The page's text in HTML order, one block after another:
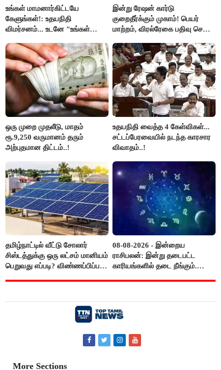
உங்கள் மாமனார்கிட்டயே
கேளுங்கள்!: உதயநிதி
விமர்சனம்... உடனே "உங்கள்
ஆதவ் அர்ஜுனா பதிலடி!
இன்று ரேஷன் கார்டு
குறைதீர்க்கும் முகாம்! பெயர்
மாற்றம், விரல்ரேகை பதிவு செய்ய
ஒரு முறை முதலீடு, மாதம்
ரூ.9,250 வருமானம் தரும்
அற்புதமான திட்டம்..!
உதயநிதி வைத்த 4 கேள்விகள்...
சட்டப்பேரவையில் நடந்த காரசார
விவாதம்..!
தமிழ்நாட்டில் வீட்டு சோலார்
சிஸ்டத்துக்கு ஒரு லட்சம் மானியம்
பெறுவது எப்படி? விண்ணப்பிப்பது
08-08-2026 - இன்றைய
ராசிபலன்: இன்று தடைபட்ட
காரியங்களில் தடை நீங்கும்.
More Sections